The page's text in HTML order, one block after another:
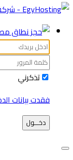
تذكرني
فقدت بيانات
دخـــول